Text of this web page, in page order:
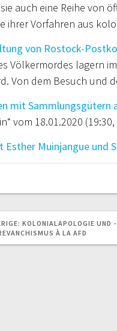
auch eine Reihe von
ihrer Vorfahren aus
von Rostock-
Völkermordes lagern
Von dem Besuch und
mit Sammlungsgütern
vom 18.01.2020
Esther Muinjangue und
VORHERIGER
BEITRAG:
KOLONIALAPOLOGIE UND -
À LA AFD